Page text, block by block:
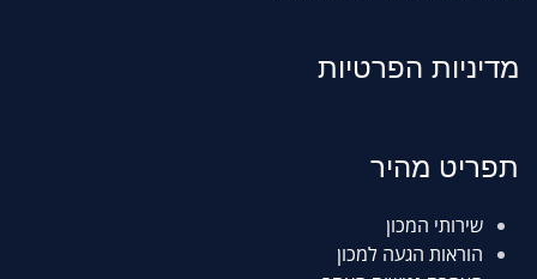
מדיניות הפרטיות
תפריט מהיר
שירותי המכון
הוראות הגעה למכון